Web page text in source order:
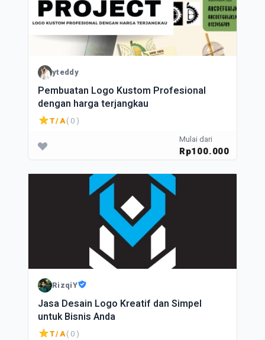
yteddy
Pembuatan Logo Kustom Profesional
dengan harga terjangkau
T/A( 0 )
Mulai dari
Rp100.000
RizqiY
Jasa Desain Logo Kreatif dan Simpel
untuk Bisnis Anda
T/A( 0 )